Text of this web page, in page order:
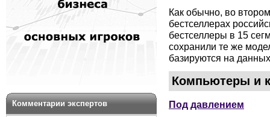
Комментарии экспертов
Как обычно, во
бестселлерах
бестселлеры в 15
сохранили те же
базируются на
Компьютеры и
Под давлением